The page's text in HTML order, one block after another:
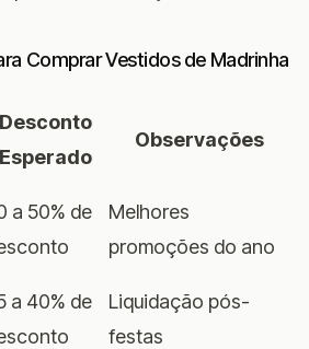
Comprar Vestidos de Madrinha
Desconto
Esperado
Observações
a 50% de
Melhores
promoções do ano
a 40% de
Liquidação pós-
festas